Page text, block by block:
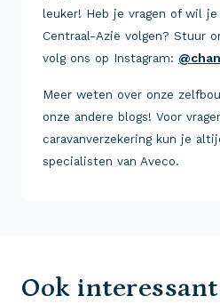
leuker! Heb je vragen of wil
Centraal-Azië volgen? Stuur
volg ons op Instagram:
Meer weten over onze
onze andere blogs! Voor
caravanverzekering kun je
specialisten van Aveco.
Ook interessant